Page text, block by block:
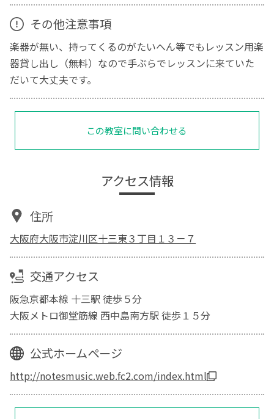
その他注意事項
楽器が無い、持ってくるのがたいへん等でもレッスン用楽
器貸し出し（無料）なので手ぶらでレッスンに来ていた
だいて大丈夫です。
この教室に問い合わせる
アクセス情報
住所
大阪府大阪市淀川区十三東３丁目１３－７
交通アクセス
阪急京都本線 十三駅 徒歩５分
大阪メトロ御堂筋線 西中島南方駅 徒歩１５分
公式ホームページ
http://notesmusic.web.fc2.com/index.html